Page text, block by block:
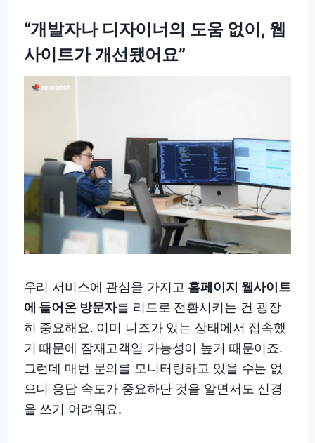
“개발자나 디자이너의 도움 없이, 웹
사이트가 개선됐어요”
우리 서비스에 관심을 가지고 홈페이지 웹사이트
에 들어온 방문자를 리드로 전환시키는 건 굉장
히 중요해요. 이미 니즈가 있는 상태에서 접속했
기 때문에 잠재고객일 가능성이 높기 때문이죠.
그런데 매번 문의를 모니터링하고 있을 수는 없
으니 응답 속도가 중요하단 것을 알면서도 신경
을 쓰기 어려워요.